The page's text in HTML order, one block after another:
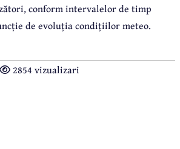
conform intervalelor de timp
de evoluția condițiilor meteo.
2854 vizualizari